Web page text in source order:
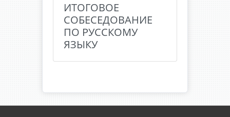
ИТОГОВОЕ
СОБЕСЕДОВАНИЕ
ПО РУССКОМУ
ЯЗЫКУ